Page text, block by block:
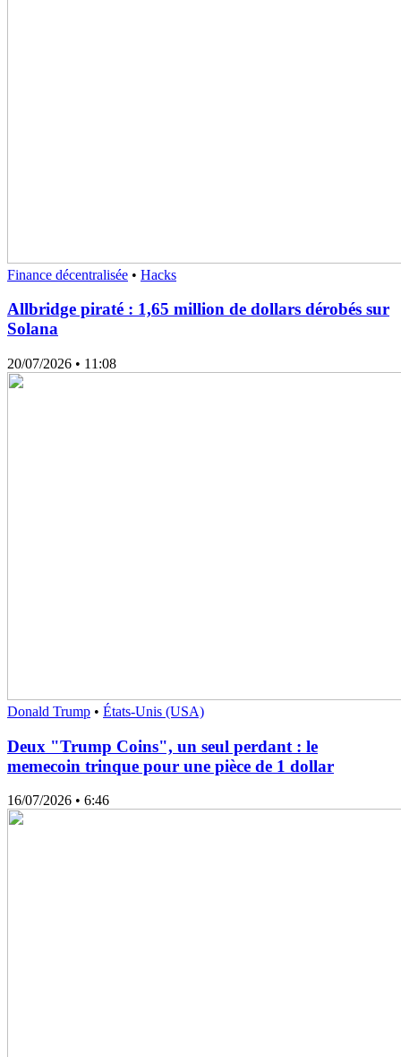
Finance décentralisée • Hacks
Allbridge piraté : 1,65 million de dollars dérobés sur
Solana
20/07/2026 • 11:08
Donald Trump • États-Unis (USA)
Deux "Trump Coins", un seul perdant : le
memecoin trinque pour une pièce de 1 dollar
16/07/2026 • 6:46